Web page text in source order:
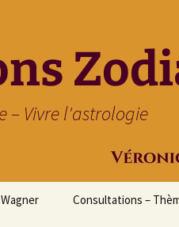
– Vivre l'astrologie
Consultations –